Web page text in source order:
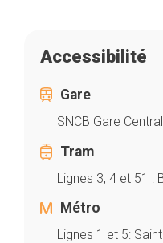
Accessibilité
Gare
SNCB Gare
Tram
Lignes 3, 4 et 51 :
Métro
Lignes 1 et 5: